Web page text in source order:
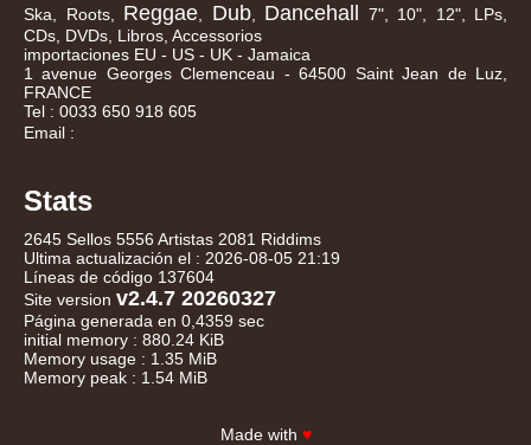
Ska, Roots, Reggae Dub, Dancehall
7", 10", 12", LPs,
CDs, DVDs, Libros, Accessorios
importaciones EU - US - UK - Jamaica
1 avenue Georges Clemenceau - 64500 Saint Jean de Luz,
FRANCE
Tel : 0033 650 918 605
Email :
Stats
2645 Sellos 5556 Artistas 2081 Riddims
Ultima actualización el : 2026-08-05 21:19
Líneas de código 137604
Site version v2.4.7 20260327
Página generada en 0,4359 sec
initial memory : 880.24 KiB
Memory usage : 1.35 MiB
Memory peak : 1.54 MiB
Made with ♥